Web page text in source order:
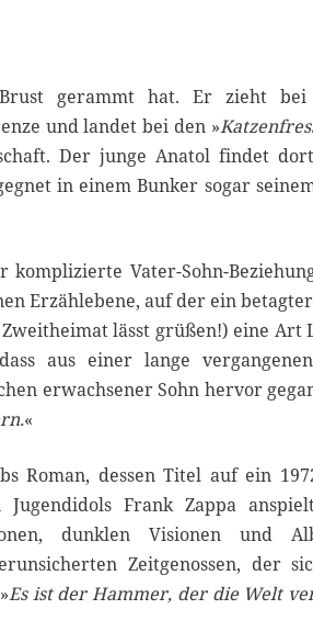
gerammt hat. Er zieht bei
und landet bei den »
Der junge Anatol findet
in einem Bunker sogar
komplizierte Vater-Sohn-
Erzählebene, auf der ein
lässt grüßen!) eine Art
aus einer lange
erwachsener Sohn hervor
«
Roman, dessen Titel auf ein
Jugendidols Frank Zappa
dunklen Visionen und
Zeitgenossen, der
Es ist der Hammer, der die Welt